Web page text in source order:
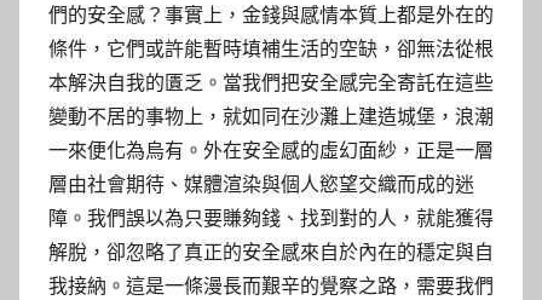
們的安全感？事實上，金錢與感情本質上都是外在的
條件，它們或許能暫時填補生活的空缺，卻無法從根
本解決自我的匱乏。當我們把安全感完全寄託在這些
變動不居的事物上，就如同在沙灘上建造城堡，浪潮
一來便化為烏有。外在安全感的虛幻面紗，正是一層
層由社會期待、媒體渲染與個人慾望交織而成的迷
障。我們誤以為只要賺夠錢、找到對的人，就能獲得
解脫，卻忽略了真正的安全感來自於內在的穩定與自
我接納。這是一條漫長而艱辛的覺察之路，需要我們